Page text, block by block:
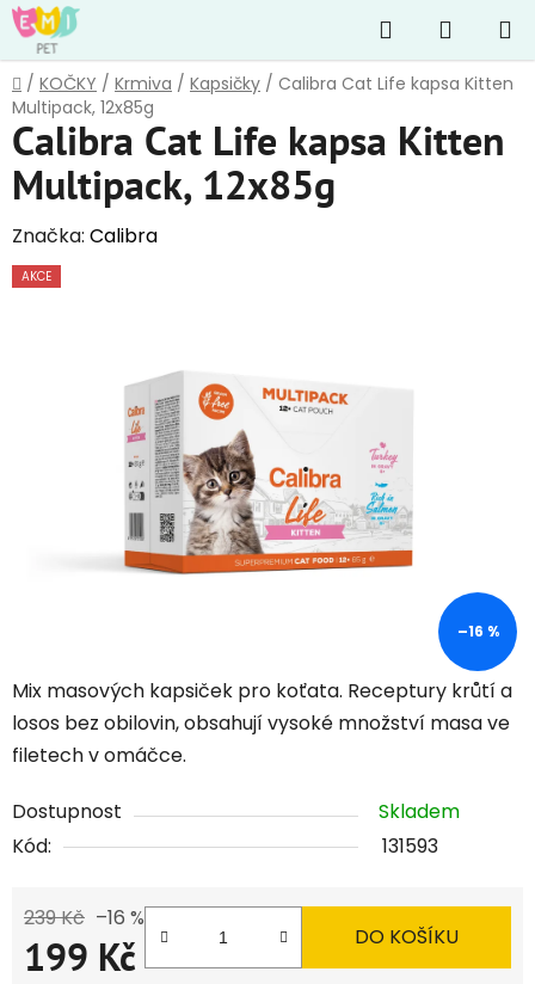
Přejít
na
obsah
Hledat
KOŠÍK
Domů
/ KOČKY / Krmiva / Kapsičky / Calibra Cat Life kapsa Kitten
Multipack, 12x85g
Mix masových kapsiček pro koťata. Receptury krůtí a
losos bez obilovin, obsahují vysoké množství masa ve
filetech v omáčce.
Dostupnost
Skladem
Kód:
131593
239 Kč –16 %
199 Kč DO KOŠÍKU
Calibra Cat Life kapsa Kitten
Multipack, 12x85g
Značka: Calibra
AKCE
–16 %